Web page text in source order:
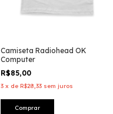
Camiseta Radiohead OK
Computer
R$85,00
3 x de R$28,33 sem juros
Comprar